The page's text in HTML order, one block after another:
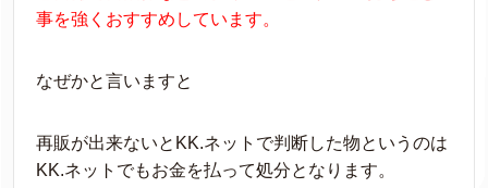
事を強くおすすめしています。
なぜかと言いますと
再販が出来ないとKK.ネットで判断した物というのは
KK.ネットでもお金を払って処分となります。